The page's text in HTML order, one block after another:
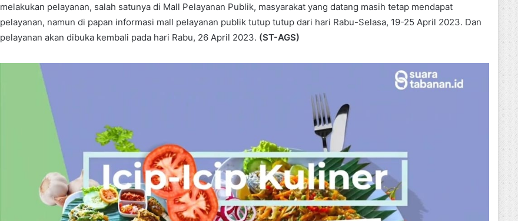
melakukan pelayanan, salah satunya di Mall Pelayanan Publik, masyarakat yang datang masih tetap mendapat
pelayanan, namun di papan informasi mall pelayanan publik tutup tutup dari hari Rabu-Selasa, 19-25 April 2023. Dan
pelayanan akan dibuka kembali pada hari Rabu, 26 April 2023. (ST-AGS)